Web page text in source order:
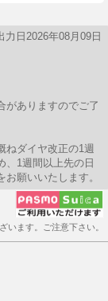
力日2026年08月09日
ありますのでご了
ねダイヤ改正の1週
、1週間以上先の日
願いいたします。
います。ご注意下さい。